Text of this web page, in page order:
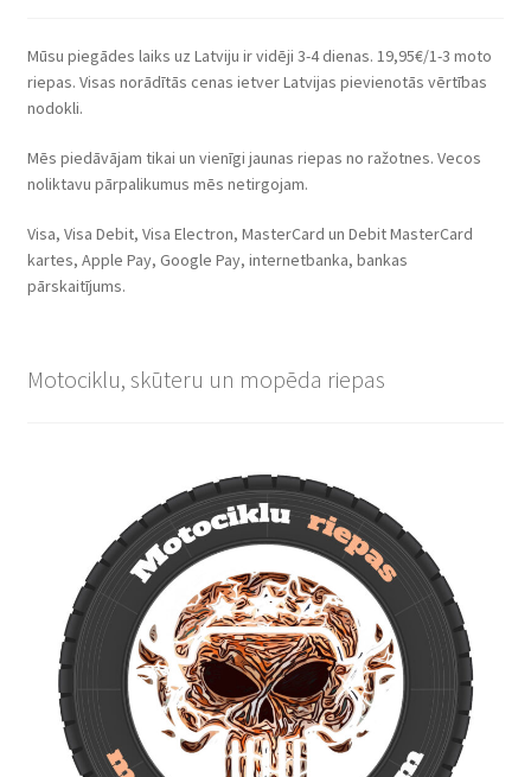
Mūsu piegādes laiks uz Latviju ir vidēji 3-4 dienas. 19,95€/1-3 moto
riepas. Visas norādītās cenas ietver Latvijas pievienotās vērtības
nodokli.
Mēs piedāvājam tikai un vienīgi jaunas riepas no ražotnes. Vecos
noliktavu pārpalikumus mēs netirgojam.
Visa, Visa Debit, Visa Electron, MasterCard un Debit MasterCard
kartes, Apple Pay, Google Pay, internetbanka, bankas
pārskaitījums.
Motociklu, skūteru un mopēda riepas